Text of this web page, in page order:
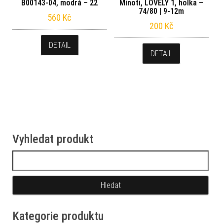
B00143-04, modrá – 22
560 Kč
DETAIL
Minoti, LOVELY 1, holka –
74/80 | 9-12m
200 Kč
DETAIL
Vyhledat produkt
Kategorie produktu